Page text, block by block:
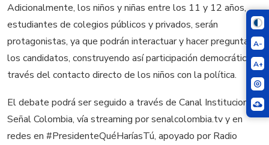
A-
A+
Adicionalmente, los niños y niñas entre los 11 y 12 años,
estudiantes de colegios públicos y privados, serán
protagonistas, ya que podrán interactuar y hacer preguntas a
los candidatos, construyendo así participación democrática a
través del contacto directo de los niños con la política.
El debate podrá ser seguido a través de Canal Institucional,
Señal Colombia, vía streaming por senalcolombia.tv y en
redes en #PresidenteQuéHaríasTú, apoyado por Radio